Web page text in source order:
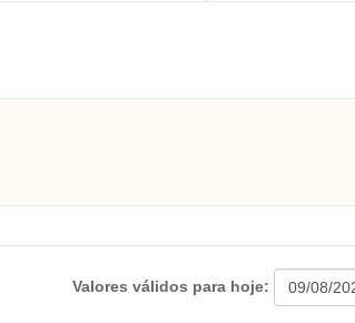
Valores válidos para hoje: